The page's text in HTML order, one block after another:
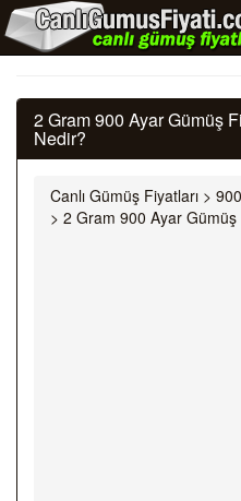
2 Gram 900 Ayar Gümüş
Nedir?
Canlı Gümüş Fiyatları >
> 2 Gram 900 Ayar Gümüş